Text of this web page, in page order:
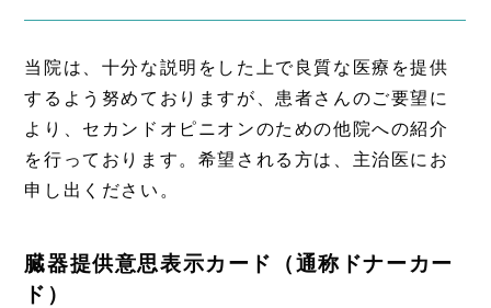
当院は、十分な説明をした上で良質な医療を提供
するよう努めておりますが、患者さんのご要望に
より、セカンドオピニオンのための他院への紹介
を行っております。希望される方は、主治医にお
申し出ください。
臓器提供意思表示カード（通称ドナーカー
ド）